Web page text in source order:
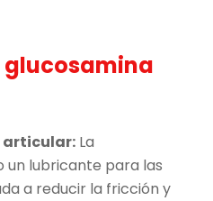
glucosamina
articular: La
un lubricante para las
a reducir la fricción y